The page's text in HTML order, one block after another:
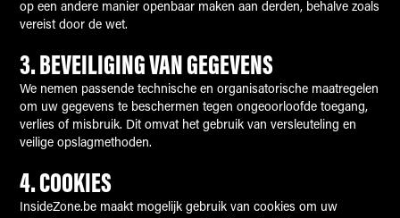
op een andere manier openbaar maken aan derden, behalve zoals
vereist door de wet.
3.BEVEILIGING VAN GEGEVENS
We nemen passende technische en organisatorische maatregelen
om uw gegevens te beschermen tegen ongeoorloofde toegang,
verlies of misbruik. Dit omvat het gebruik van versleuteling en
veilige opslagmethoden.
4.COOKIES
InsideZone.be maakt mogelijk gebruik van cookies om uw